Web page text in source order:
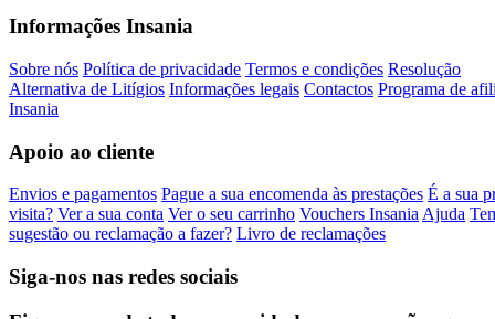
Informações Insania
Sobre nós Política de privacidade Termos e condições Resolução
Alternativa de Litígios Informações legais Contactos Programa de
Insania
Apoio ao cliente
Envios e pagamentos Pague a sua encomenda às prestações É a sua
visita? Ver a sua conta Ver o seu carrinho Vouchers InsaniaAjuda
sugestão ou reclamação a fazer? Livro de reclamações
Siga-nos nas redes sociais